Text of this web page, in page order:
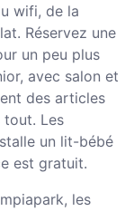
wifi, de la
Réservez une
un peu plus
avec salon et
des articles
tout. Les
un lit-bébé
est gratuit.
les